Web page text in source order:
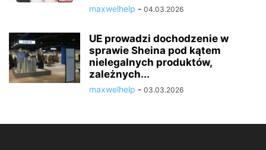
maxwelhelp - 04.03.2026
UE prowadzi dochodzenie w
sprawie Sheina pod kątem
nielegalnych produktów,
zależnych...
maxwelhelp - 03.03.2026